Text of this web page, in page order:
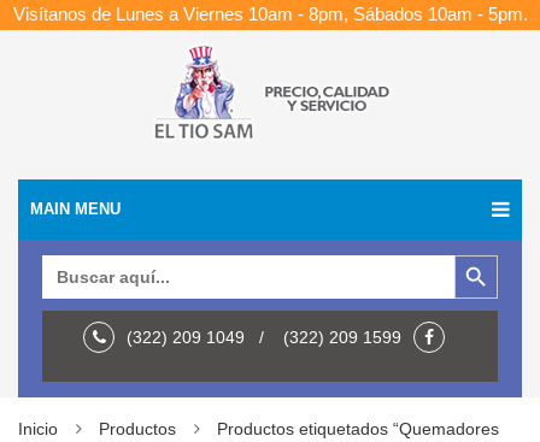
Visítanos de Lunes a Viernes 10am - 8pm, Sábados 10am - 5pm.
MAIN MENU
Botón de búsqueda
(322) 209 1049 / (322) 209 1599
Inicio Productos
Productos etiquetados “Quemadores